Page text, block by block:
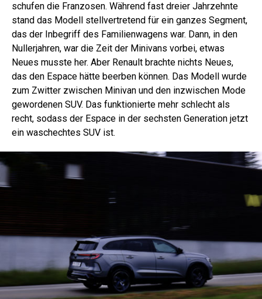
schufen die Franzosen. Während fast dreier Jahrzehnte
stand das Modell stellvertretend für ein ganzes Segment,
das der Inbegriff des Familienwagens war. Dann, in den
Nullerjahren, war die Zeit der Minivans vorbei, etwas
Neues musste her. Aber Renault brachte nichts Neues,
das den Espace hätte beerben können. Das Modell wurde
zum Zwitter zwischen Minivan und den inzwischen Mode
gewordenen SUV. Das funktionierte mehr schlecht als
recht, sodass der Espace in der sechsten Generation jetzt
ein waschechtes SUV ist.